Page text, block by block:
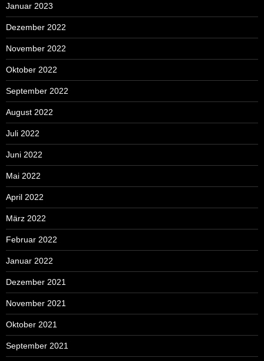
Januar 2023
Dezember 2022
November 2022
Oktober 2022
September 2022
August 2022
Juli 2022
Juni 2022
Mai 2022
April 2022
März 2022
Februar 2022
Januar 2022
Dezember 2021
November 2021
Oktober 2021
September 2021